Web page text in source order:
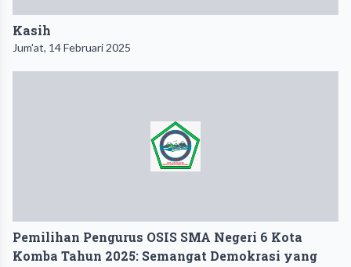
Kasih
Jum'at, 14 Februari 2025
Pemilihan Pengurus OSIS SMA Negeri 6 Kota
Komba Tahun 2025: Semangat Demokrasi yang